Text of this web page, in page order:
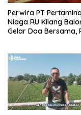
Perwira PT
Niaga RU Kilang
Gelar Doa Bersama,